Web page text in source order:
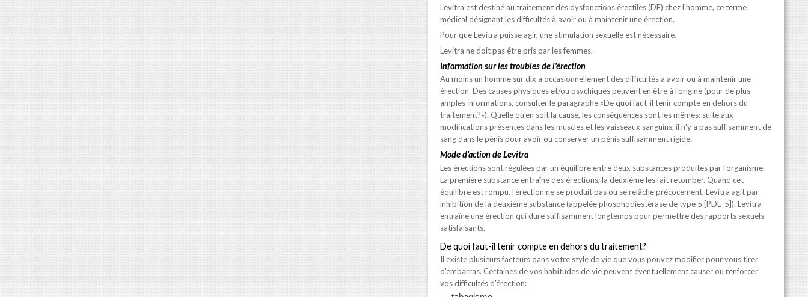
Levitra est destiné au traitement des dysfonctions érectiles (DE) chez l'homme, ce terme
médical désignant les difficultés à avoir ou à maintenir une érection.
Pour que Levitra puisse agir, une stimulation sexuelle est nécessaire.
Levitra ne doit pas être pris par les femmes.
Information sur les troubles de l'érection
Au moins un homme sur dix a occasionnellement des difficultés à avoir ou à maintenir une
érection. Des causes physiques et/ou psychiques peuvent en être à l'origine (pour de plus
amples informations, consulter le paragraphe «De quoi faut-il tenir compte en dehors du
traitement?»). Quelle qu'en soit la cause, les conséquences sont les mêmes: suite aux
modifications présentes dans les muscles et les vaisseaux sanguins, il n'y a pas suffisamment de
sang dans le pénis pour avoir ou conserver un pénis suffisamment rigide.
Mode d'action de Levitra
Les érections sont régulées par un équilibre entre deux substances produites par l'organisme.
La première substance entraîne des érections; la deuxième les fait retomber. Quand cet
équilibre est rompu, l'érection ne se produit pas ou se relâche précocement. Levitra agit par
inhibition de la deuxième substance (appelée phosphodiestérase de type 5 [PDE-5]). Levitra
entraîne une érection qui dure suffisamment longtemps pour permettre des rapports sexuels
satisfaisants.
De quoi faut-il tenir compte en dehors du traitement?
Il existe plusieurs facteurs dans votre style de vie que vous pouvez modifier pour vous tirer
d'embarras. Certaines de vos habitudes de vie peuvent éventuellement causer ou renforcer
vos difficultés d'érection: